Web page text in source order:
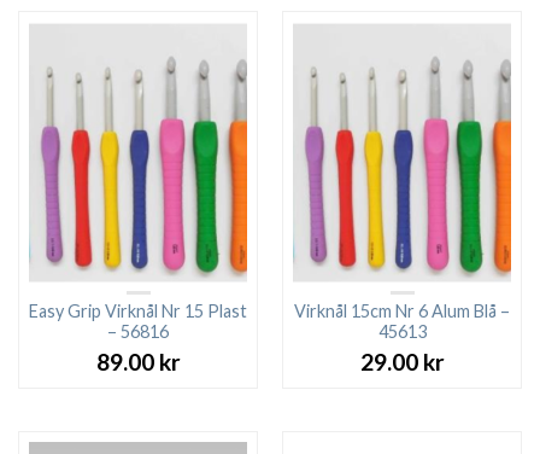
Easy Grip Virknål Nr 15 Plast
– 56816
89.00 kr
Virknål 15cm Nr 6 Alum Blå –
45613
29.00 kr